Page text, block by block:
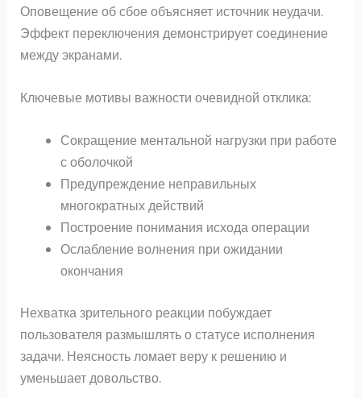
Оповещение об сбое объясняет источник неудачи.
Эффект переключения демонстрирует соединение
между экранами.
Ключевые мотивы важности очевидной отклика:
Сокращение ментальной нагрузки при работе
с оболочкой
Предупреждение неправильных
многократных действий
Построение понимания исхода операции
Ослабление волнения при ожидании
окончания
Нехватка зрительного реакции побуждает
пользователя размышлять о статусе исполнения
задачи. Неясность ломает веру к решению и
уменьшает довольство.